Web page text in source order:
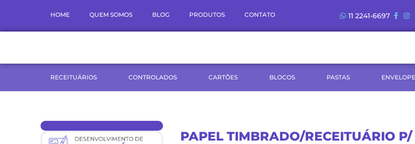
o
HOME QUEM SOMOS BLOG PRODUTOS CONTATO 11 2241-6697
RECEITUÁRIOS CONTROLADOS CARTÕES BLOCOS PASTAS
PAPEL TIMBRADO/RECEITUÁRIO P/